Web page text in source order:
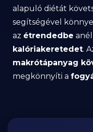
alapuló diétát
segítségével
az étrendedbe
kalóriakeretedet.
makrótápanyag
megkönnyíti a